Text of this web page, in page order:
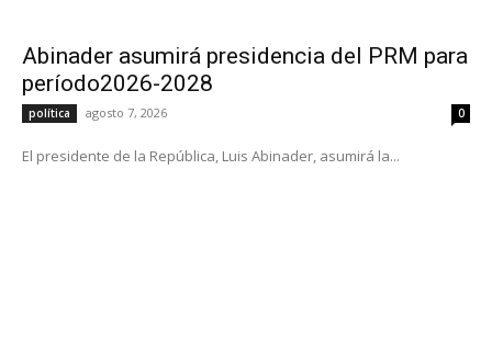
Abinader asumirá presidencia del PRM para
período2026-2028
política agosto 7, 2026 0
El presidente de la República, Luis Abinader, asumirá la...